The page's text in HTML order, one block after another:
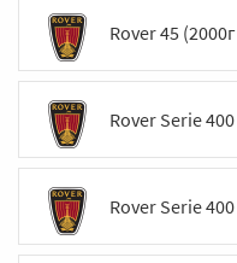
Rover 45
Rover Serie
Rover Serie